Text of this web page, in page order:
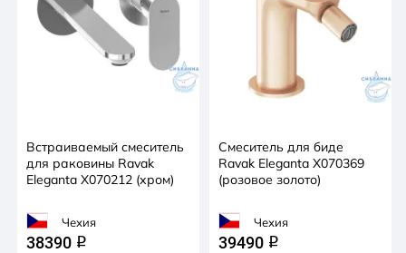
Встраиваемый смеситель
для раковины Ravak
Eleganta X070212 (хром)
Чехия
38390 q
Смеситель для биде
Ravak Eleganta X070369
(розовое золото)
Чехия
39490 q